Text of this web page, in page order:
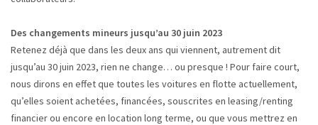
Des changements mineurs jusqu’au 30 juin 2023
Retenez déjà que dans les deux ans qui viennent, autrement dit
jusqu’au 30 juin 2023, rien ne change… ou presque ! Pour faire court,
nous dirons en effet que toutes les voitures en flotte actuellement,
qu’elles soient achetées, financées, souscrites en leasing/renting
financier ou encore en location long terme, ou que vous mettrez en